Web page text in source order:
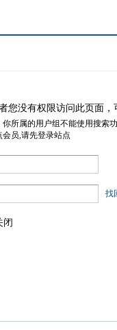
您没有权限访问此页面
你所属的用户组不能使用搜索
员,请先登录站点
找
闭